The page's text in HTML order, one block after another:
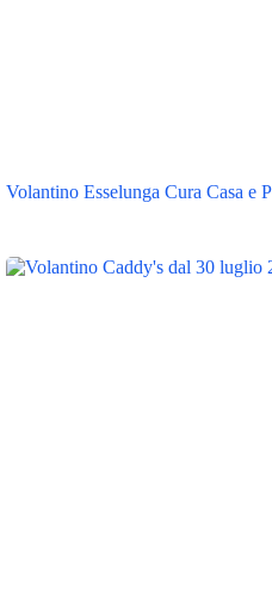
Volantino Esselunga Cura Casa e